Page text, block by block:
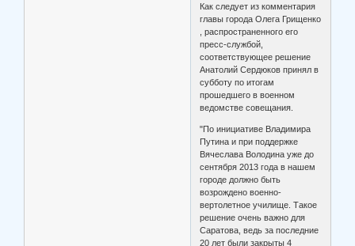
Как следует из комментария
главы города Олега Грищенко
, распространенного его
пресс-службой,
соответствующее решение
Анатолий Сердюков принял в
субботу по итогам
прошедшего в военном
ведомстве совещания.
"По инициативе Владимира
Путина и при поддержке
Вячеслава Володина уже до
сентября 2013 года в нашем
городе должно быть
возрождено военно-
вертолетное училище. Такое
решение очень важно для
Саратова, ведь за последние
20 лет были закрыты 4